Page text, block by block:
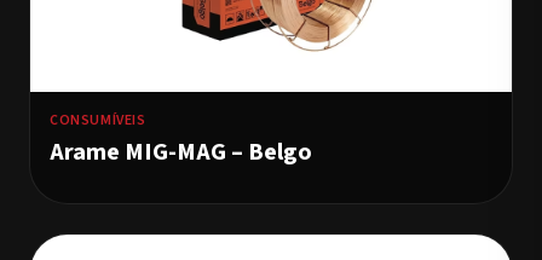
CONSUMÍVEIS
Arame MIG-MAG – Belgo